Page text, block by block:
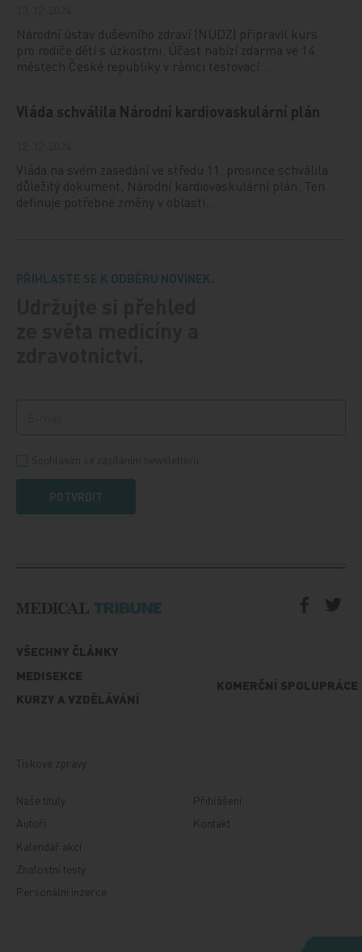
Národní ústav duševního zdraví (NUDZ) připravil kurs
pro rodiče dětí s úzkostmi. Účast nabízí zdarma ve 14
městech České republiky v rámci testovací…
Vláda schválila Národní kardiovaskulární plán
Vláda na svém zasedání ve středu 11. prosince schválila
důležitý dokument, Národní kardiovaskulární plán. Ten
definuje potřebné změny v oblasti…
PŘIHLASTE SE K ODBĚRU NOVINEK.
POTVRDIT
VŠECHNY ČLÁNKY
MEDISEKCE
KURZY A VZDĚLÁVÁNÍ
KOMERČNÍ SPOLUPRÁCE
Tiskové zprávy
Naše tituly
Autoři
Kalendář akcí
Znalostní testy
Personální inzerce
Přihlášení
Kontakt